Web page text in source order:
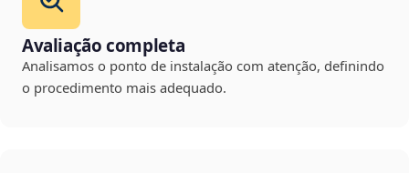
Avaliação completa
Analisamos o ponto de instalação com atenção, definindo
o procedimento mais adequado.